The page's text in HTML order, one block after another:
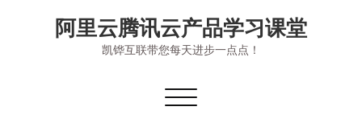
阿里云腾讯云产品学习课堂
凯铧互联带您每天进步一点点！
切